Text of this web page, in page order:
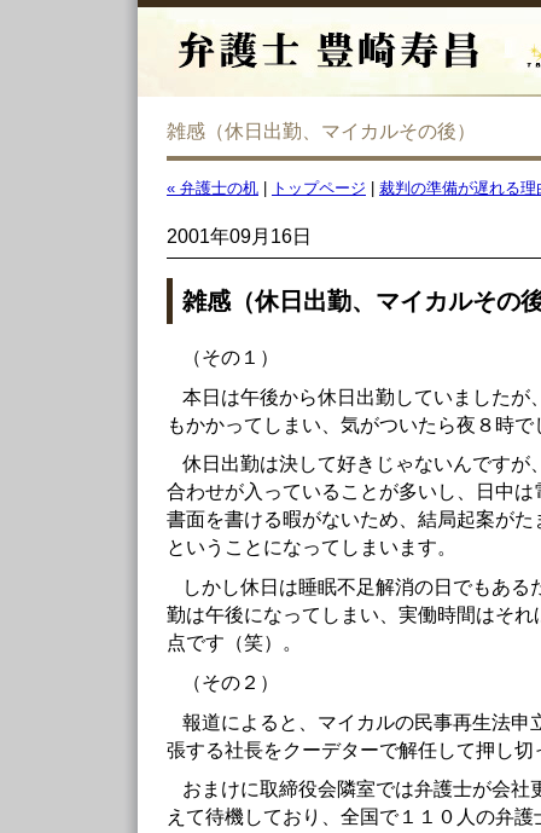
雑感（休日出勤、マイカルその後）
« 弁護士の机 トップページ 裁判の準備が遅れる理
2001年09月16日
雑感（休日出勤、マイカルその
（その１）
本日は午後から休日出勤していましたが
もかかってしまい、気がついたら夜８時で
休日出勤は決して好きじゃないんですが
合わせが入っていることが多いし、日中
書面を書ける暇がないため、結局起案が
ということになってしまいます。
しかし休日は睡眠不足解消の日でもある
勤は午後になってしまい、実働時間はそ
点です（笑）。
（その２）
報道によると、マイカルの民事再生法申
張する社長をクーデターで解任して押し切
おまけに取締役会隣室では弁護士が会社
えて待機しており、全国で１１０人の弁